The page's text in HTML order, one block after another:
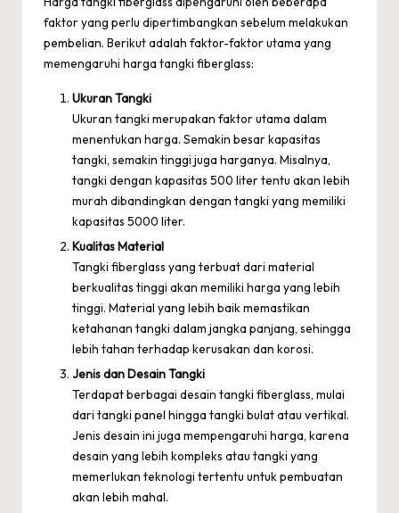
faktor yang perlu dipertimbangkan sebelum melakukan
pembelian. Berikut adalah faktor-faktor utama yang
memengaruhi harga tangki fiberglass:
Ukuran Tangki
Ukuran tangki merupakan faktor utama dalam
menentukan harga. Semakin besar kapasitas
tangki, semakin tinggi juga harganya. Misalnya,
tangki dengan kapasitas 500 liter tentu akan lebih
murah dibandingkan dengan tangki yang memiliki
kapasitas 5000 liter.
Kualitas Material
Tangki fiberglass yang terbuat dari material
berkualitas tinggi akan memiliki harga yang lebih
tinggi. Material yang lebih baik memastikan
ketahanan tangki dalam jangka panjang, sehingga
lebih tahan terhadap kerusakan dan korosi.
Jenis dan Desain Tangki
Terdapat berbagai desain tangki fiberglass, mulai
dari tangki panel hingga tangki bulat atau vertikal.
Jenis desain ini juga mempengaruhi harga, karena
desain yang lebih kompleks atau tangki yang
memerlukan teknologi tertentu untuk pembuatan
akan lebih mahal.